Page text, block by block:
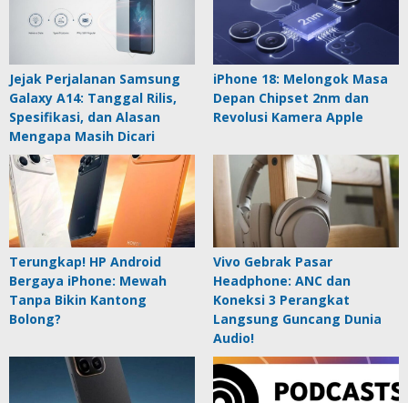
Jejak Perjalanan Samsung
Galaxy A14: Tanggal Rilis,
Spesifikasi, dan Alasan
Mengapa Masih Dicari
iPhone 18: Melongok Masa
Depan Chipset 2nm dan
Revolusi Kamera Apple
Terungkap! HP Android
Bergaya iPhone: Mewah
Tanpa Bikin Kantong
Bolong?
Vivo Gebrak Pasar
Headphone: ANC dan
Koneksi 3 Perangkat
Langsung Guncang Dunia
Audio!